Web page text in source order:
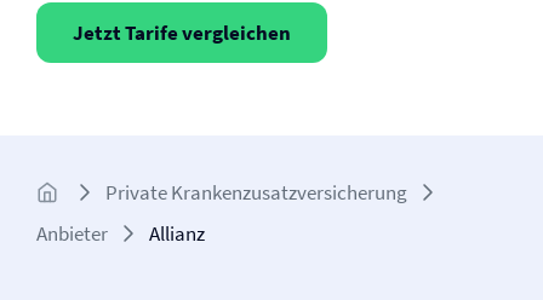
Jetzt Tarife vergleichen
Private Krankenzusatz­­versicherung
Anbieter
Allianz